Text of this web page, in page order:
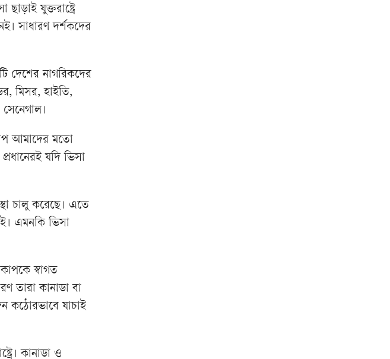
যুক্তরাষ্ট্রে
সাধারণ দর্শকদের
দেশের নাগরিকদের
মিসর, হাইতি,
আমাদের মতো
যদি ভিসা
চালু করেছে। এতে
এমনকি ভিসা
স্বাগত
তারা কানাডা বা
কঠোরভাবে যাচাই
কানাডা ও